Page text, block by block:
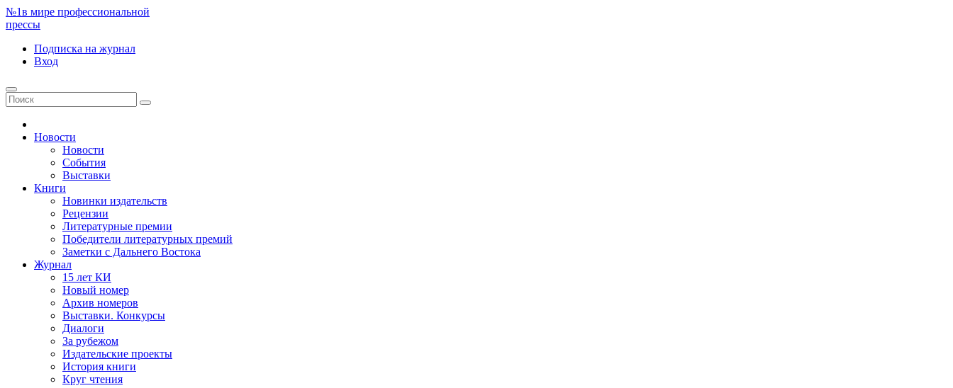
№1в мире профессиональной
прессы
Подписка на журнал
Вход
Новости
Новости
События
Выставки
Книги
Новинки издательств
Рецензии
Литературные премии
Победители литературных премий
Заметки с Дальнего Востока
Журнал
15 лет КИ
Новый номер
Архив номеров
Выставки. Конкурсы
Диалоги
За рубежом
Издательские проекты
История книги
Круг чтения